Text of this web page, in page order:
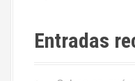
Entradas